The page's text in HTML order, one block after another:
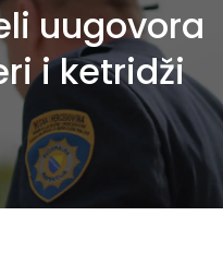
uugovora
i ketridži